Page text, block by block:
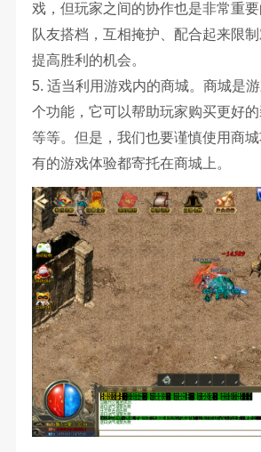
戏，但玩家之间的协作也是非常重
队友搭档，互相掩护、配合起来限
提高胜利的机会。
5. 适当利用游戏内的商城。商城是
个功能，它可以帮助玩家购买更好
等等。但是，我们也要谨慎使用商
有的游戏体验都寄托在商城上。